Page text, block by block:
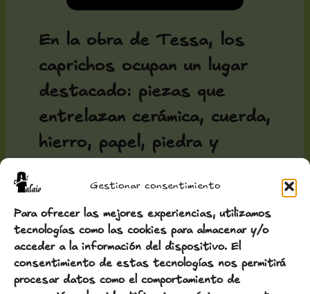
Gestionar consentimiento
Para ofrecer las mejores experiencias, utilizamos
tecnologías como las cookies para almacenar y/o
acceder a la información del dispositivo. El
consentimiento de estas tecnologías nos permitirá
procesar datos como el comportamiento de
En la obra de Tessa, los
caprichos ocupan un lugar
destacado: piezas que
entrelazan cerámica, cuerda,
hierro, papel, piedra y
poéticas que hablan de la
edad, la belleza, la vida
compartida, la infancia, el
equilibrio…